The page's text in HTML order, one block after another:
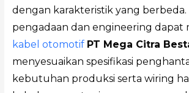
dengan karakteristik yang berbeda.
pengadaan dan engineering dapat
kabel otomotif PT Mega Citra
menyesuaikan spesifikasi
kebutuhan produksi serta wiring